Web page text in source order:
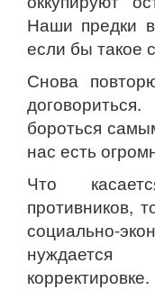
Наши предки
если бы такое
Снова
бороться
нас есть
Что
противников,
социально-
корректировке.